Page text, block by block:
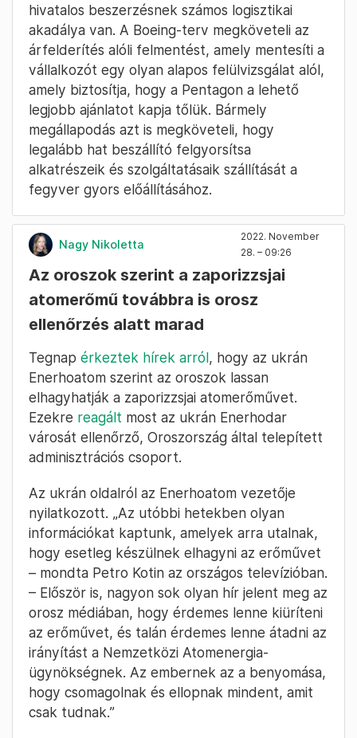
hivatalos beszerzésnek számos logisztikai
akadálya van. A Boeing-terv megköveteli az
árfelderítés alóli felmentést, amely mentesíti a
vállalkozót egy olyan alapos felülvizsgálat alól,
amely biztosítja, hogy a Pentagon a lehető
legjobb ajánlatot kapja tőlük. Bármely
megállapodás azt is megköveteli, hogy
legalább hat beszállító felgyorsítsa
alkatrészeik és szolgáltatásaik szállítását a
fegyver gyors előállításához.
Nagy Nikoletta
2022. November
28. – 09:26
Az oroszok szerint a zaporizzsjai
atomerőmű továbbra is orosz
ellenőrzés alatt marad
Tegnap érkeztek hírek arról, hogy az ukrán
Enerhoatom szerint az oroszok lassan
elhagyhatják a zaporizzsjai atomerőművet.
Ezekre reagált most az ukrán Enerhodar
városát ellenőrző, Oroszország által telepített
adminisztrációs csoport.
Az ukrán oldalról az Enerhoatom vezetője
nyilatkozott. „Az utóbbi hetekben olyan
információkat kaptunk, amelyek arra utalnak,
hogy esetleg készülnek elhagyni az erőművet
– mondta Petro Kotin az országos televízióban.
– Először is, nagyon sok olyan hír jelent meg az
orosz médiában, hogy érdemes lenne kiüríteni
az erőművet, és talán érdemes lenne átadni az
irányítást a Nemzetközi Atomenergia-
ügynökségnek. Az embernek az a benyomása,
hogy csomagolnak és ellopnak mindent, amit
csak tudnak.”